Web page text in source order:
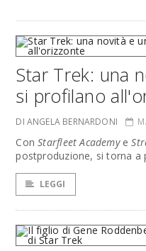
Star Trek: una
si profilano
DI ANGELA BERNARDONI
ConStarfleet Academye
postproduzione, si torna a
LEGGI